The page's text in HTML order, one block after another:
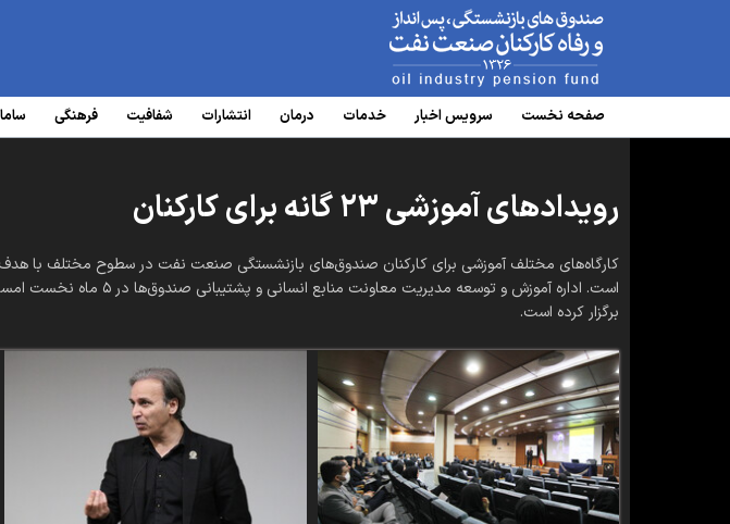
www.oipf.ir
صفحه نخست سرویس‌ اخبار خدمات درمان انتشارات شفافیت فرهنگی
رویدادهای آموزشی ۲۳ گانه برای کارکنان
کارگاه‌های مختلف آموزشی برای کارکنان صندوق‌های بازنشستگی صنعت نفت در سطوح مختلف با هدف
برگزار کرده است.